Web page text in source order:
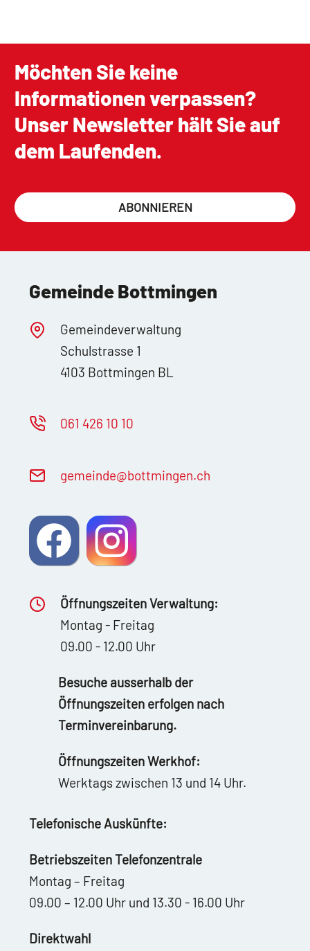
Möchten Sie keine
Informationen verpassen?
Unser Newsletter hält Sie auf
dem Laufenden.
ABONNIEREN
Gemeinde Bottmingen
Gemeindeverwaltung
Schulstrasse 1
4103 Bottmingen BL
061 426 10 10
g m nd b ttm ng n ch
Öffnungszeiten Verwaltung:
Montag - Freitag
09.00 - 12.00 Uhr
Besuche ausserhalb der
Öffnungszeiten erfolgen nach
Terminvereinbarung.
Öffnungszeiten Werkhof:
Werktags zwischen 13 und 14 Uhr.
Telefonische Auskünfte:
Betriebszeiten Telefonzentrale
Montag – Freitag
09.00 – 12.00 Uhr und 13.30 - 16.00 Uhr
Direktwahl